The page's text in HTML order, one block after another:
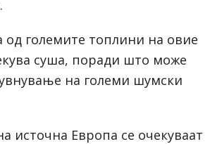
од големите топлини на овие
суша, поради што може
на големи шумски
источна Европа се очекуваат